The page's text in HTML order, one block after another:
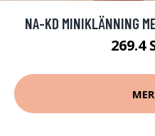
NA-KD MINIKLÄNNING
269.4